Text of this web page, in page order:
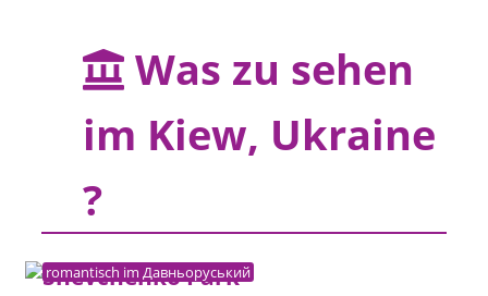
Was zu sehen
im Kiew, Ukraine
?
romantisch im Давньоруський